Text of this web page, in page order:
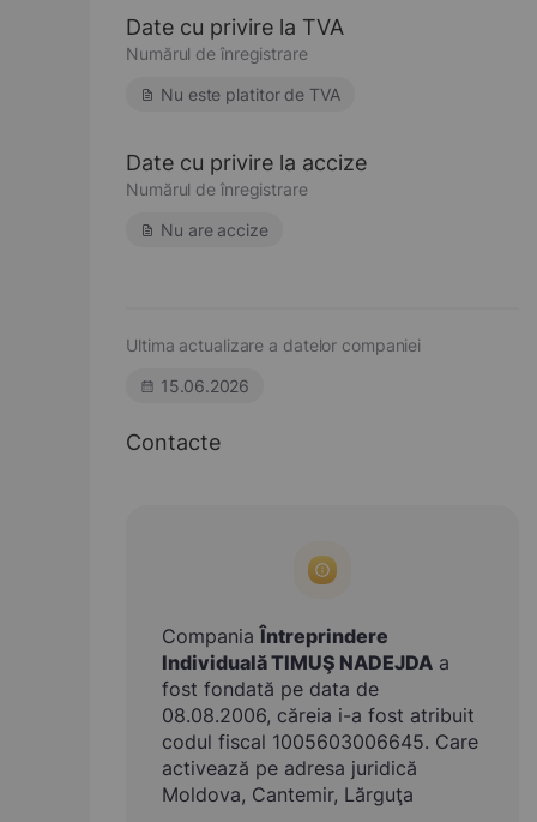
Date cu privire la TVA
Numărul de înregistrare
Nu este platitor de TVA
Date cu privire la accize
Numărul de înregistrare
Nu are accize
Ultima actualizare a datelor companiei
15.06.2026
Contacte
CompaniaÎntreprindere
Individuală TIMUŞ NADEJDA a
fost fondată pe data de
08.08.2006, căreia i-a fost atribuit
codul fiscal 1005603006645. Care
activează pe adresa juridică
Moldova, Cantemir, Lărguţa